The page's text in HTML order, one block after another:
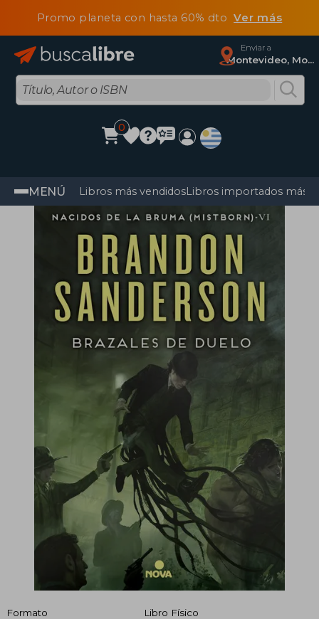
Promo planeta con hasta 60% dtoVer más
Enviar a
Montevideo, Montevideo
0
MENÚ Libros más vendidosLibros importados más
Formato
Libro Físico